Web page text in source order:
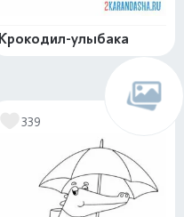
Крокодил-улыбака
339